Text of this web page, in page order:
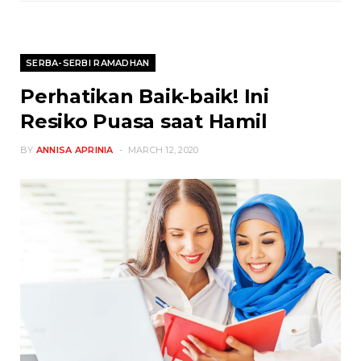
SERBA-SERBI RAMADHAN
Perhatikan Baik-baik! Ini
Resiko Puasa saat Hamil
BY ANNISA APRINIA MARCH 12, 2020